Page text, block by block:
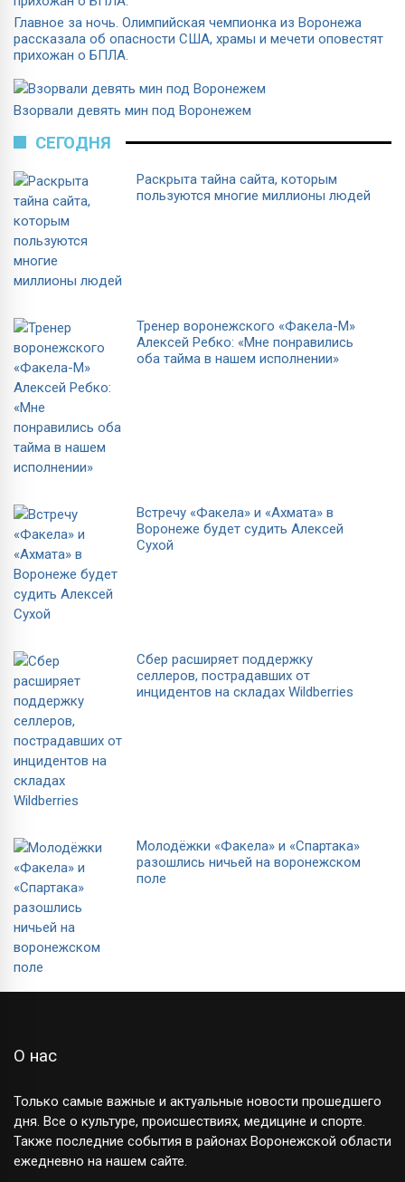
Главное за ночь. Олимпийская чемпионка из Воронежа
рассказала об опасности США, храмы и мечети оповестят
прихожан о БПЛА.
Взорвали девять мин под Воронежем
СЕГОДНЯ
Раскрыта тайна сайта, которым
пользуются многие миллионы людей
Тренер воронежского «Факела-М»
Алексей Ребко: «Мне понравились
оба тайма в нашем исполнении»
Встречу «Факела» и «Ахмата» в
Воронеже будет судить Алексей
Сухой
Сбер расширяет поддержку
селлеров, пострадавших от
инцидентов на складах Wildberries
Молодёжки «Факела» и «Спартака»
разошлись ничьей на воронежском
поле
О нас
Только самые важные и актуальные новости прошедшего
дня. Все о культуре, происшествиях, медицине и спорте.
Также последние события в районах Воронежской области
ежедневно на нашем сайте.